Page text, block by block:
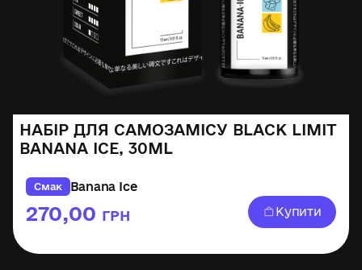
НАБІР ДЛЯ САМОЗАМІСУ BLACK LIMIT
BANANA ICE, 30ML
Смак Banana Ice
270,00 ГРН Купити